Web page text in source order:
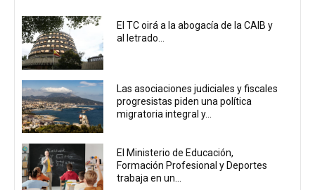
El TC oirá a la abogacía de la CAIB y
al letrado...
Las asociaciones judiciales y fiscales
progresistas piden una política
migratoria integral y...
El Ministerio de Educación,
Formación Profesional y Deportes
trabaja en un...